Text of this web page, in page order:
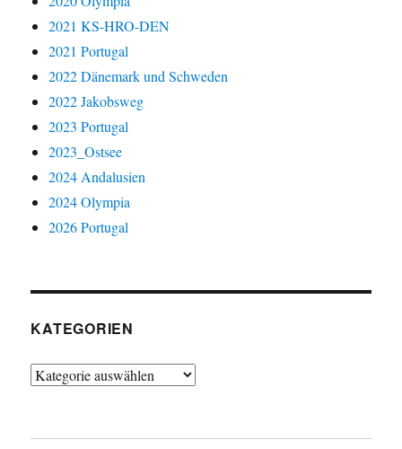
2021 KS-HRO-DEN
2021 Portugal
2022 Dänemark und Schweden
2022 Jakobsweg
2023 Portugal
2023_Ostsee
2024 Andalusien
2024 Olympia
2026 Portugal
KATEGORIEN
Kategorien